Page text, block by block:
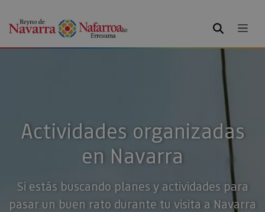
BUSCAR
Actividades organizadas
en Navarra
Si estás buscando planes y actividades para
pasar un buen rato durante tu visita a Navarra